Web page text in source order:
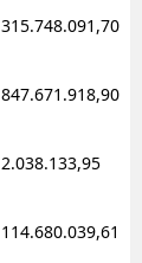
315.748.091,70
847.671.918,90
2.038.133,95
114.680.039,61